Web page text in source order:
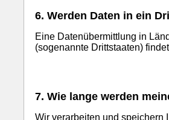
6. Werden Daten in ein
Eine Datenübermittlung in
(sogenannte Drittstaaten)
7. Wie lange werden
Wir verarbeiten und speichern